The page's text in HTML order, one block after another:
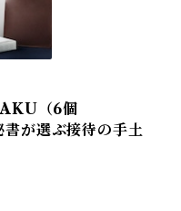
（6個
ぶ接待の手土